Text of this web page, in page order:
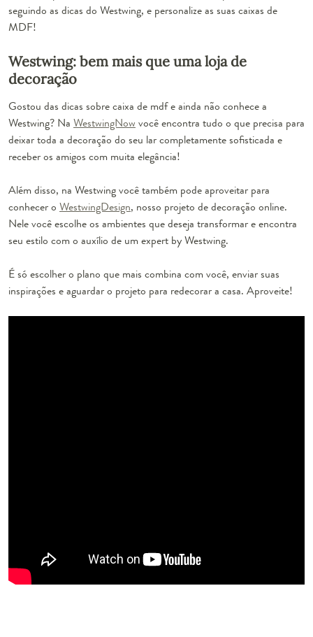
seguindo as dicas do Westwing, e personalize as suas caixas de
MDF!
Westwing: bem mais que uma loja de
decoração
Gostou das dicas sobre caixa de mdf e ainda não conhece a
Westwing? Na WestwingNow você encontra tudo o que precisa para
deixar toda a decoração do seu lar completamente sofisticada e
receber os amigos com muita elegância!
Além disso, na Westwing você também pode aproveitar para
conhecer o WestwingDesign, nosso projeto de decoração online.
Nele você escolhe os ambientes que deseja transformar e encontra
seu estilo com o auxílio de um expert by Westwing.
É só escolher o plano que mais combina com você, enviar suas
inspirações e aguardar o projeto para redecorar a casa. Aproveite!